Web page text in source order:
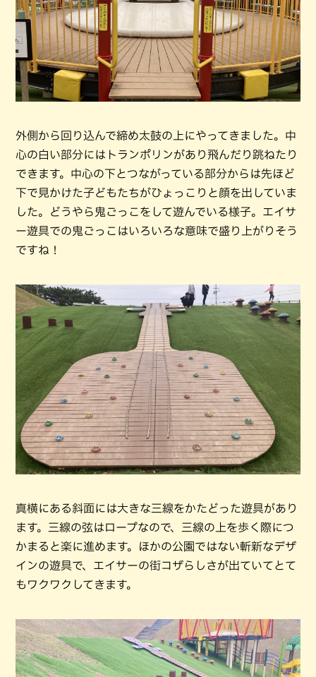
外側から回り込んで締め太鼓の上にやってきました。中
心の白い部分にはトランポリンがあり飛んだり跳ねたり
できます。中心の下とつながっている部分からは先ほど
下で見かけた子どもたちがひょっこりと顔を出していま
した。どうやら鬼ごっこをして遊んでいる様子。エイサ
ー遊具での鬼ごっこはいろいろな意味で盛り上がりそう
ですね！
真横にある斜面には大きな三線をかたどった遊具があり
ます。三線の弦はロープなので、三線の上を歩く際につ
かまると楽に進めます。ほかの公園ではない斬新なデザ
インの遊具で、エイサーの街コザらしさが出ていてとて
もワクワクしてきます。